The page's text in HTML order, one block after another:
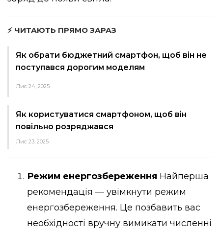
⚡ ЧИТАЮТЬ ПРЯМО ЗАРАЗ
Як обрати бюджетний смартфон, щоб він не
поступався дорогим моделям
Лис 24, 2025
Як користуватися смартфоном, щоб він
повільно розряджався
Лис 23, 2025
Режим енергозбереження Найперша
рекомендація — увімкнути режим
енергозбереження. Це позбавить вас
необхідності вручну вимикати численні